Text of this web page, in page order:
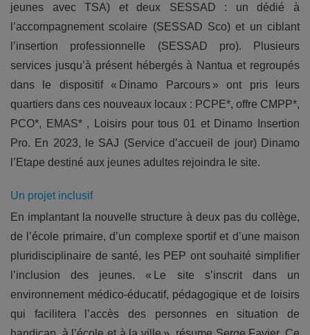
jeunes avec TSA) et deux SESSAD : un dédié à
l’accompagnement scolaire (SESSAD Sco) et un ciblant
l’insertion professionnelle (SESSAD pro). Plusieurs
services jusqu’à présent hébergés à Nantua et regroupés
dans le dispositif « Dinamo Parcours » ont pris leurs
quartiers dans ces nouveaux locaux : PCPE*, offre CMPP*,
PCO*, EMAS* , Loisirs pour tous 01 et Dinamo Insertion
Pro. En 2023, le SAJ (Service d’accueil de jour) Dinamo
l’Etape destiné aux jeunes adultes rejoindra le site.
Un projet inclusif
En implantant la nouvelle structure à deux pas du collège,
de l’école primaire, d’un complexe sportif et d’une maison
pluridisciplinaire de santé, les PEP ont souhaité simplifier
l’inclusion des jeunes. « Le site s’inscrit dans un
environnement médico-éducatif, pédagogique et de loisirs
qui facilitera l’accès des personnes en situation de